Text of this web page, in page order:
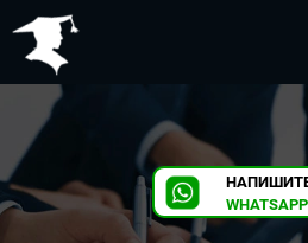
WHATSAPP